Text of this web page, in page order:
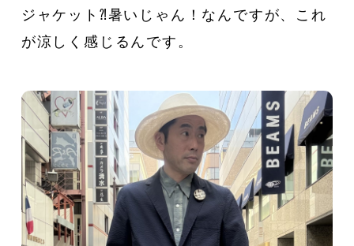
ジャケット⁈暑いじゃん！なんですが、これ
が涼しく感じるんです。
アウトドア
音楽・本